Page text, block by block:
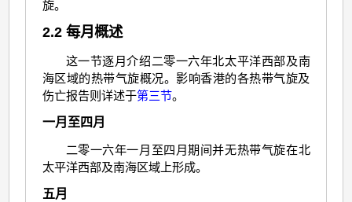
旋。
2.2 每月概述
这一节逐月介绍二零一六年北太平洋西部及南
海区域的热带气旋概况。影响香港的各热带气旋及
伤亡报告则详述于第三节。
一月至四月
二零一六年一月至四月期间并无热带气旋在北
太平洋西部及南海区域上形成。
五月